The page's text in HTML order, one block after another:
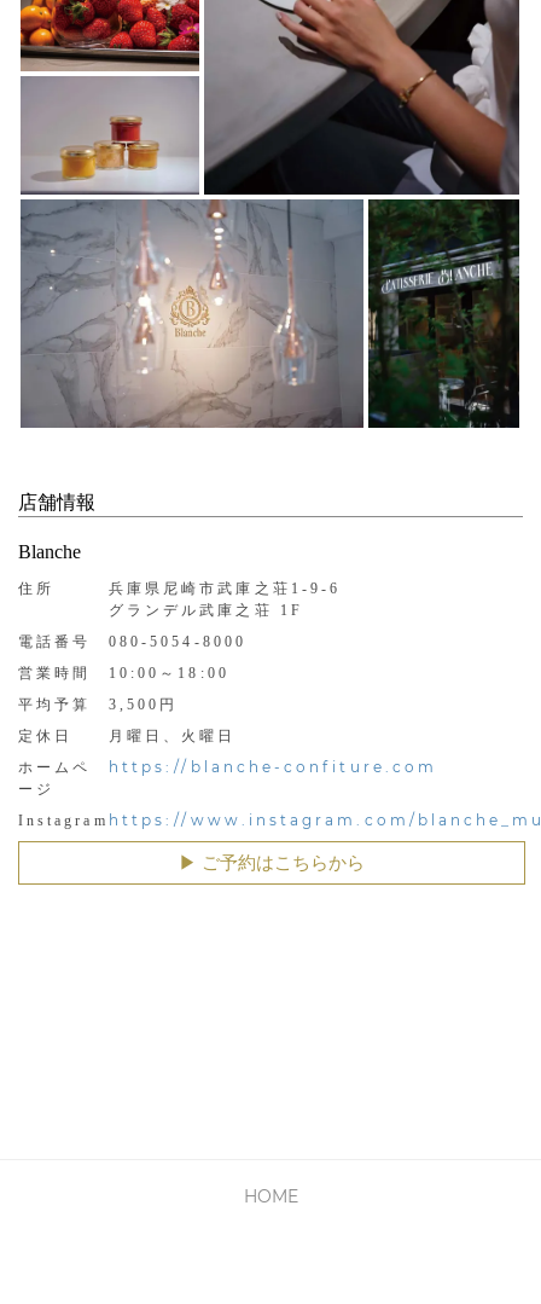
店舗情報
Blanche
住所
兵庫県尼崎市武庫之荘1-9-6
グランデル武庫之荘 1F
電話番号
080-5054-8000
営業時間
10:00～18:00
平均予算
3,500円
定休日
月曜日、火曜日
ホームペ
ージ
https://blanche-confiture.com
Instagram https://www.instagram.com/
▶︎ ご予約はこちらから
HOME